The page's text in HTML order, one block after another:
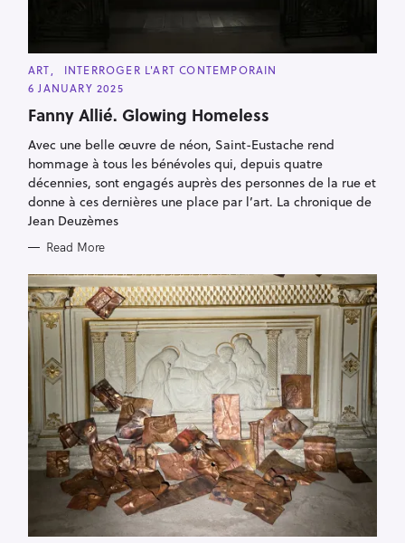
C
A
T
G
R
I
E
S
ART
INTERROGER L'ART CONTEMPORAIN
6 JANUARY 2025
Fanny Allié. Glowing Homeless
Avec une belle œuvre de néon, Saint-Eustache rend
hommage à tous les bénévoles qui, depuis quatre
décennies, sont engagés auprès des personnes de la rue et
donne à ces dernières une place par l’art. La chronique de
Jean Deuzèmes
Read More